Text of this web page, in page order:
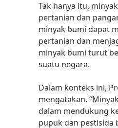
Tak hanya itu,
pertanian dan
minyak bumi dapat
pertanian dan
minyak bumi turut
suatu negara.
Dalam konteks ini,
mengatakan,
dalam mendukung
pupuk dan pestisida